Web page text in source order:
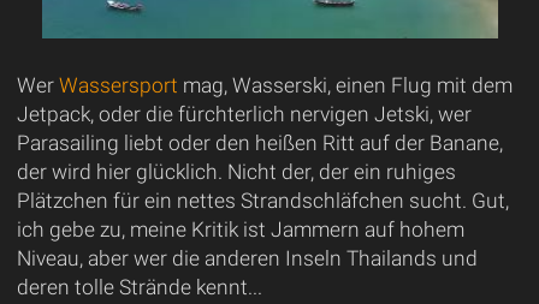
Wer Wassersport mag, Wasserski, einen Flug mit dem
Jetpack, oder die fürchterlich nervigen Jetski, wer
Parasailing liebt oder den heißen Ritt auf der Banane,
der wird hier glücklich. Nicht der, der ein ruhiges
Plätzchen für ein nettes Strandschläfchen sucht. Gut,
ich gebe zu, meine Kritik ist Jammern auf hohem
Niveau, aber wer die anderen Inseln Thailands und
deren tolle Strände kennt...